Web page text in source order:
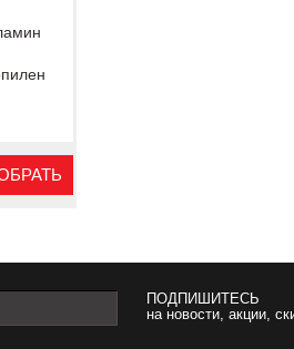
ПОДПИШИТЕСЬ
на новости, акции,